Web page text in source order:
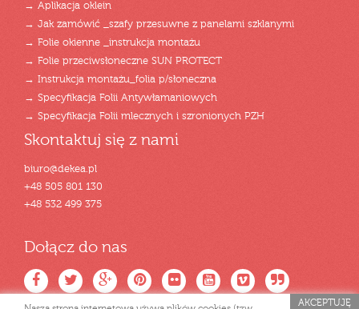
→ Aplikacja oklein
→ Jak zamówić _szafy przesuwne z panelami szklanymi
→ Folie okienne _instrukcja montażu
→ Folie przeciwsłoneczne SUN PROTECT
→ Instrukcja montażu_folia p/słoneczna
→ Specyfikacja Folii Antywłamaniowych
→ Specyfikacja Folii mlecznych i szronionych PZH
Skontaktuj się z nami
biuro@dekea.pl
+48 505 801 130
+48 532 499 375
Dołącz do nas
AKCEPTUJĘ